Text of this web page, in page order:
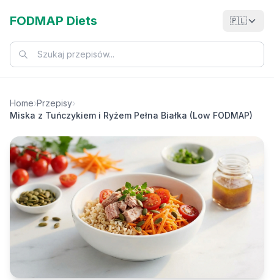
FODMAP Diets 🇵🇱
Home›Przepisy›
Miska z Tuńczykiem i Ryżem Pełna Białka (Low FODMAP)